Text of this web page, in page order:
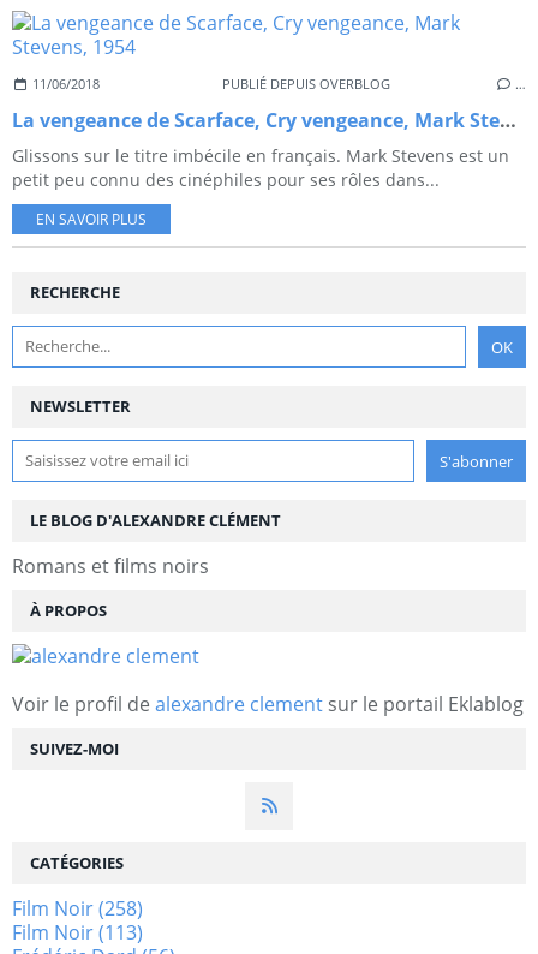
11/06/2018 PUBLIÉ DEPUIS OVERBLOG …
La vengeance de Scarface, Cry vengeance, Mark Stevens, 1954
Glissons sur le titre imbécile en français. Mark Stevens est un
petit peu connu des cinéphiles pour ses rôles dans...
EN SAVOIR PLUS
NEWSLETTER
SUIVEZ-MOI
RECHERCHE
LE BLOG D'ALEXANDRE CLÉMENT
Romans et films noirs
À PROPOS
Voir le profil de alexandre clement sur le portail Eklablog
CATÉGORIES
Film Noir(258)
Film Noir(113)